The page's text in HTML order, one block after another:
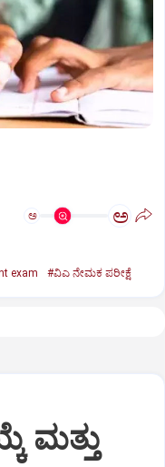
ಅ ಅ
exam #ವಿಎ ನೇಮಕ ಪರೀಕ್ಷೆ
ಮತ್ತು